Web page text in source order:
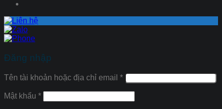
Đăng nhập
Tên tài khoản hoặc địa chỉ email *
Mật khẩu *